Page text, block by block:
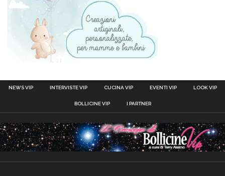
NEWS VIP INTERVISTE VIP CUCINA VIP EVENTI VIP LOOK VIP
BOLLICINE VIP I PARTNER